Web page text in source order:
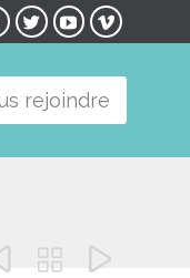
  
rejoindre
 